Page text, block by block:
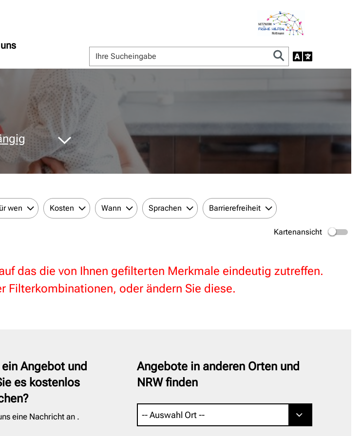
wen Kosten Wann Sprachen Barrierefreiheit
Kartenansicht
das die von Ihnen gefilterten Merkmale eindeutig zutreffen.
Filterkombinationen, oder ändern Sie diese.
ein Angebot und
es kostenlos
eine Nachricht an .
Angebote in anderen Orten und
NRW finden